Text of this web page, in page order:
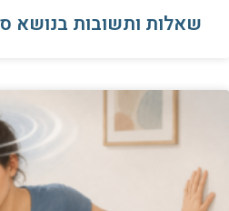
שאלות ותשובות בנושא